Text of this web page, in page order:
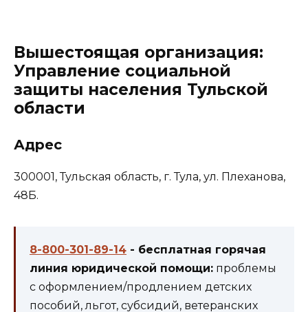
Вышестоящая организация:
Управление социальной
защиты населения Тульской
области
Адрес
300001, Тульская область, г. Тула, ул. Плеханова,
48Б.
8-800-301-89-14 - бесплатная горячая
линия юридической помощи: проблемы
с оформлением/продлением детских
пособий, льгот, субсидий, ветеранских